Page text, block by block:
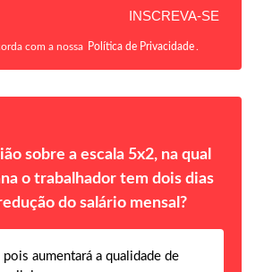
com a nossa Política de Privacidade
sobre a escala 5x2, na qual
o trabalhador tem dois dias
do salário mensal?
aumentará a qualidade de